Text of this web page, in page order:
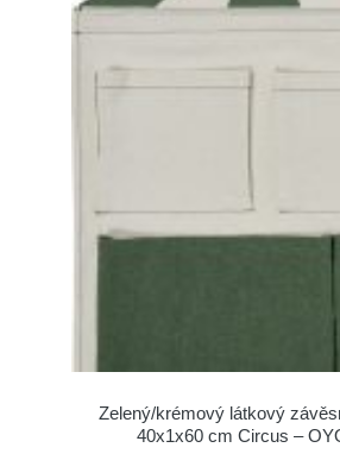
Zelený/krémový látkový
40x1x60 cm Circus –